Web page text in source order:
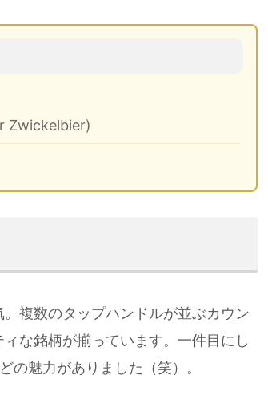
Zwickelbier)
複数のタップハンドルが並ぶカウン
な銘柄が揃っています。一件目にし
の魅力がありました（笑）。